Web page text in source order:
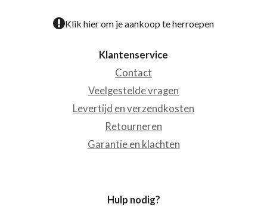
Klik hier om je aankoop te herroepen
Klantenservice
Contact
Veelgestelde vragen
Levertijd en verzendkosten
Retourneren
Garantie en klachten
Hulp nodig?